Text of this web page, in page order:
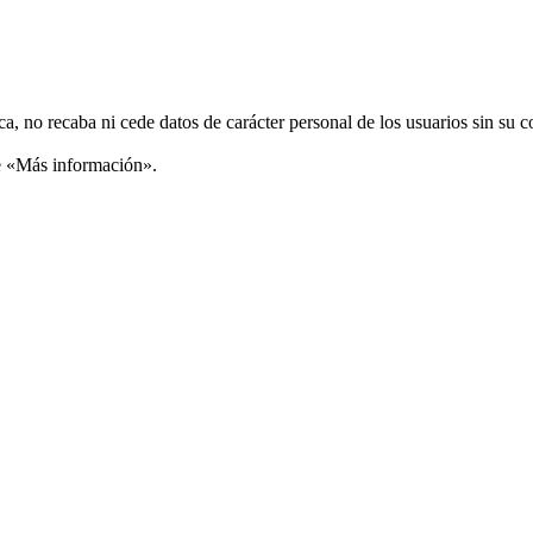
recaba ni cede datos de carácter personal de los usuarios sin su
«Más información».